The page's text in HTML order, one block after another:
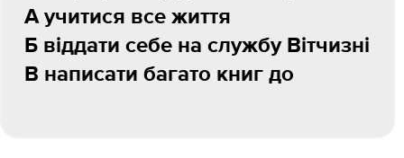
А учитися все життя
Б віддати себе на службу Вітчизні
В написати багато книг до